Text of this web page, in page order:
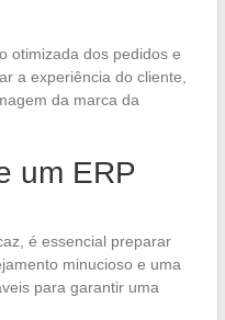
otimizada dos pedidos e
a experiência do cliente,
da marca da
um ERP
é essencial preparar
minucioso e uma
para garantir uma